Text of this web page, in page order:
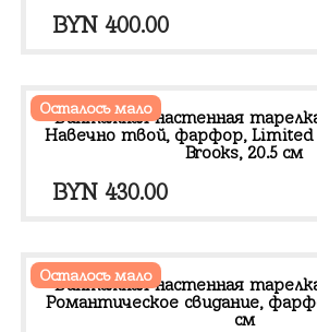
BYN 400.00
Осталось мало
Винтажная настенная
Навечно твой, фарфор, Limited
Brooks, 20.5 см
BYN 430.00
Осталось мало
Винтажная настенная
Романтическое свидание,
см